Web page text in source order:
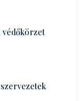
védőkörzet